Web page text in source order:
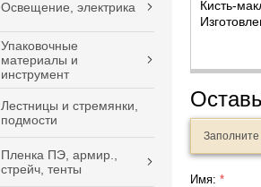
Освещение, электрика
Упаковочные
материалы и
инструмент
Лестницы и стремянки,
подмости
Пленка ПЭ, армир.,
стрейч, тенты
Кисть-
Имя: *